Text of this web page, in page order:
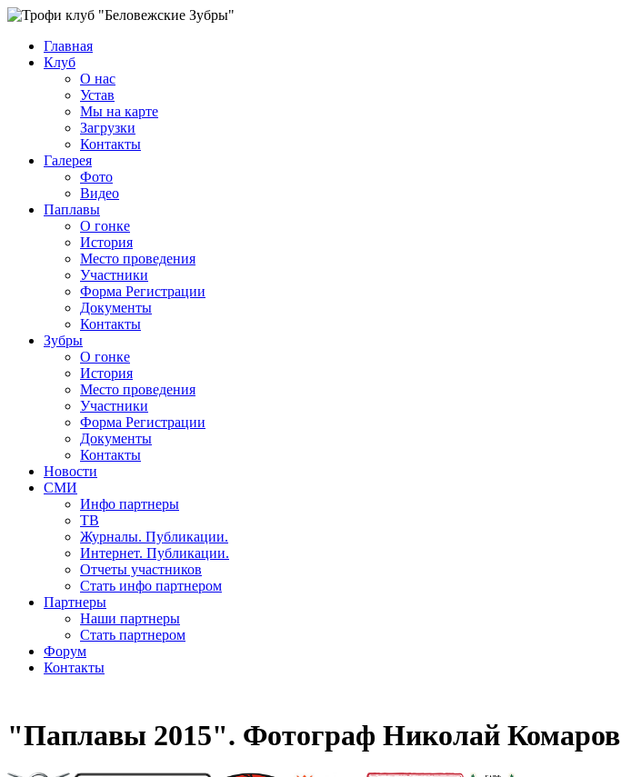
Главная
Клуб
О нас
Устав
Мы на карте
Загрузки
Контакты
Галерея
Фото
Видео
Паплавы
О гонке
История
Место проведения
Участники
Форма Регистрации
Документы
Контакты
Зубры
О гонке
История
Место проведения
Участники
Форма Регистрации
Документы
Контакты
Новости
СМИ
Инфо партнеры
ТВ
Журналы. Публикации.
Интернет. Публикации.
Отчеты участников
Стать инфо партнером
Партнеры
Наши партнеры
Стать партнером
Форум
Контакты
"Паплавы 2015". Фотограф Николай Комаров